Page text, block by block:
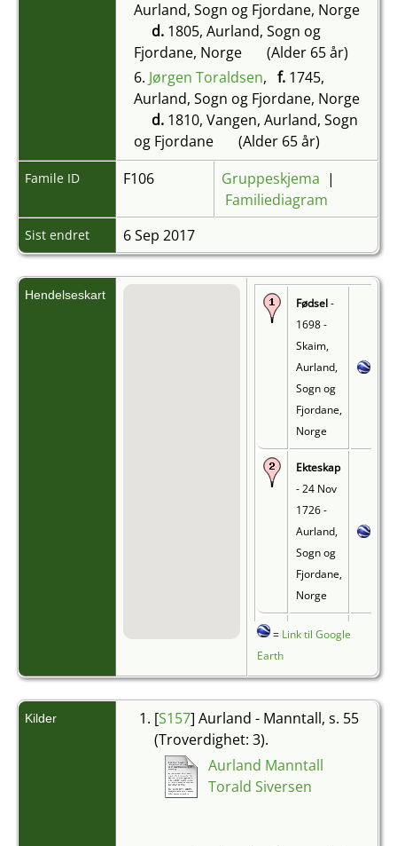
Aurland, Sogn og Fjordane, Norge
d.1805, Aurland, Sogn og
Fjordane, Norge
(Alder 65 år)
6. Jørgen Toraldsen, f.1745,
Aurland, Sogn og Fjordane, Norge
d.1810, Vangen, Aurland, Sogn
og Fjordane
(Alder 65 år)
Famile ID F106 Gruppeskjema |
Familiediagram
Sist endret 6 Sep 2017
Hendelseskart
Fødsel-
1698 -
Skaim,
Aurland,
Sogn og
Fjordane,
Norge
Ekteskap
- 24 Nov
1726 -
Aurland,
Sogn og
Fjordane,
Norge
Død-
Aurland,
Fjordane,
Død-
1760 -
= Link til Google
Earth
Kilder [S157] Aurland - Manntall, s. 55
(Troverdighet: 3).
Aurland Manntall
Torald Siversen